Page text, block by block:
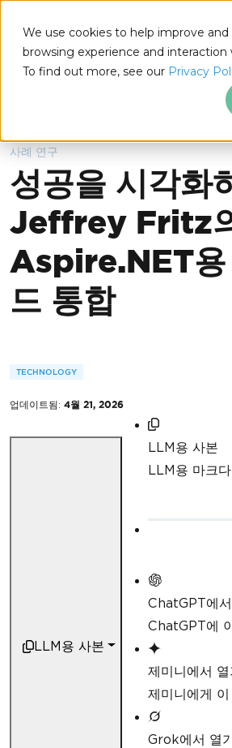
We use cookies to help improve
browsing experience and
To find out more, see our Privacy
IRONSOFTWARE
푸터 콘텐츠로 바로가기
네트워
사례 연구
성공을 시각화
Jeffrey Fritz
Aspire.NET용
드 통합
TECHNOLOGY
업데이트됨: 4월 21, 2026
LLM용 사본
LLM용 사본
LLM용 마크
ChatGPT에
ChatGPT에
제미니에서 열
제미니에게
Grok에서 열